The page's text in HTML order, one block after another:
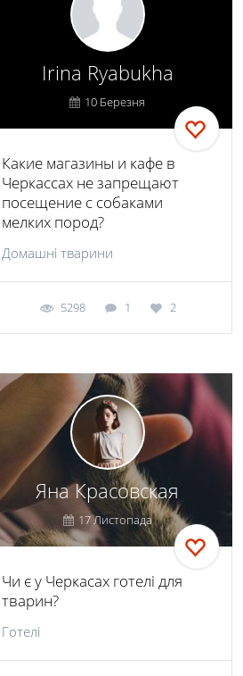
Irina Ryabukha
10 Березня
Какие магазины и кафе в
Черкассах не запрещают
посещение с собаками
мелких пород?
Домашні тварини
5298 1 2
Яна Красовская
17 Листопада
Чи є у Черкасах готелі для
тварин?
Готелі